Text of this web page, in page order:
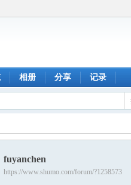
相册 分享 记录
fuyanchen
https://www.shumo.com/forum/?1258573